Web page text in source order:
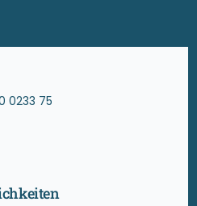
0233 75